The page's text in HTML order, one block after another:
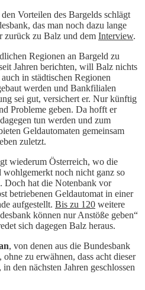
Vorteilen des Bargelds schlägt
das man noch dazu lange
zurück zu Balz und dem Interview.
Regionen an Bargeld zu
Jahren berichten, will Balz nichts
in städtischen Regionen
werden und Bankfilialen
sei gut, versichert er. Nur künftig
Probleme geben. Da hofft er
tun werden und zum
Geldautomaten gemeinsam
zuletzt.
wiederum Österreich, wo die
wohlgemerkt noch nicht ganz so
Doch hat die Notenbank vor
betriebenen Geldautomat in einer
aufgestellt. Bis zu 120 weitere
können nur Anstöße geben“
sich dagegen Balz heraus.
, von denen aus die Bundesbank
zu erwähnen, dass acht dieser
den nächsten Jahren geschlossen